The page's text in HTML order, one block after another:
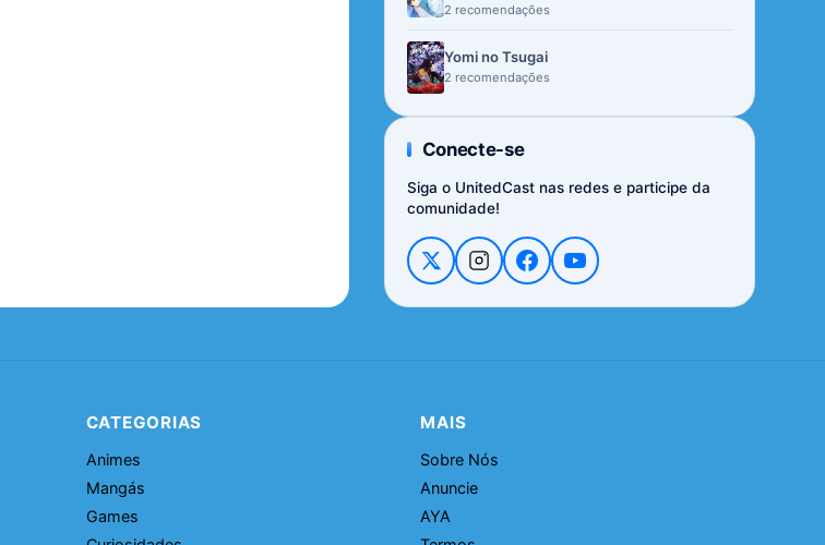
2 recomendações
Yomi no Tsugai
2 recomendações
Conecte-se
Siga o UnitedCast nas redes e participe da
comunidade!
CATEGORIAS
Animes
Mangás
Games
MAIS
Sobre Nós
Anuncie
AYA